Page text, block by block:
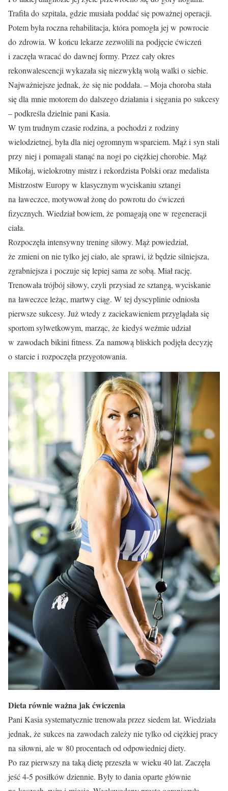
Trafiła do szpitala, gdzie musiała poddać się poważnej operacji.
Potem była roczna rehabilitacja, która pomogła jej w powrocie
do zdrowia. W końcu lekarze zezwolili na podjęcie ćwiczeń
i zaczęła wracać do dawnej formy. Przez cały okres
rekonwalescencji wykazała się niezwykłą wolą walki o siebie.
Najważniejsze jednak, że się nie poddała. – Moja choroba stała
się dla mnie motorem do dalszego działania i sięgania po sukcesy
– podkreśla dzielnie pani Kasia.
W tym trudnym czasie rodzina, a pochodzi z rodziny
wielodzietnej, była dla niej ogromnym wsparciem. Mąż i syn stali
przy niej i pomagali stanąć na nogi po ciężkiej chorobie. Mąż
Mikołaj, wielokrotny mistrz i rekordzista Polski oraz medalista
Mistrzostw Europy w klasycznym wyciskaniu sztangi
na ławeczce, motywował żonę do powrotu do ćwiczeń
fizycznych. Wiedział bowiem, że pomagają one w regeneracji
ciała.
Rozpoczęła intensywny trening siłowy. Mąż powiedział,
że zmieni on nie tylko jej ciało, ale sprawi, iż będzie silniejsza,
zgrabniejsza i poczuje się lepiej sama ze sobą. Miał rację.
Trenowała trójbój siłowy, czyli przysiad ze sztangą, wyciskanie
na ławeczce leżąc, martwy ciąg. W tej dyscyplinie odniosła
pierwsze sukcesy. Już wtedy z zaciekawieniem przyglądała się
sportom sylwetkowym, marząc, że kiedyś weźmie udział
w zawodach bikini fitness. Za namową bliskich podjęła decyzję
o starcie i rozpoczęła przygotowania.
Dieta równie ważna jak ćwiczenia
Pani Kasia systematycznie trenowała przez siedem lat. Wiedziała
jednak, że sukces na zawodach zależy nie tylko od ciężkiej pracy
na siłowni, ale w 80 procentach od odpowiedniej diety.
Po raz pierwszy na taką dietę przeszła w wieku 40 lat. Zaczęła
jeść 4-5 posiłków dziennie. Były to dania oparte głównie